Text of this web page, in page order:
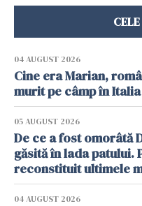
04 AUGUST 2026
Cine era Marian,
murit pe câmp în Italia
05 AUGUST 2026
De ce a fost omorâtă
găsită în lada
reconstituit ultimele
04 AUGUST 2026